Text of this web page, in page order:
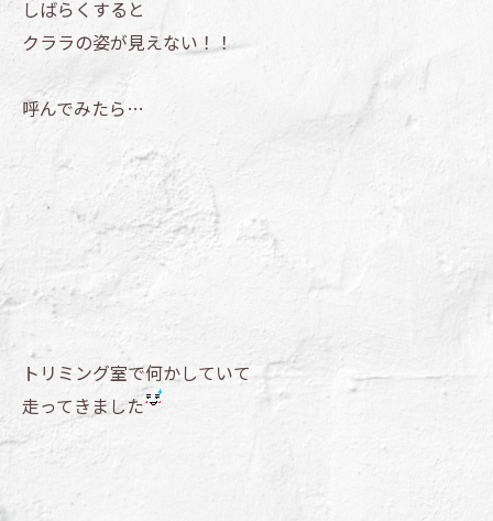
しばらくすると
クララの姿が見えない！！
呼んでみたら…
トリミング室で何かしていて
走ってきました